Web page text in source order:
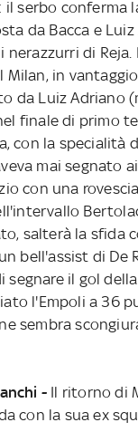
il serbo conferma
da Bacca e
di Reja.
in
da Luiz Adriano
finale di primo
con la specialità
mai segnato
con una
salterà la sfida
bell'assist di De
segnare il gol
l'Empoli a 36
sembra
- Il ritorno di
con la sua ex